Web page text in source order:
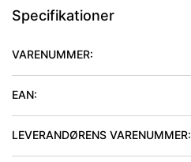
Specifikationer
VARENUMMER:
EAN:
LEVERANDØRENS VARENUMMER: